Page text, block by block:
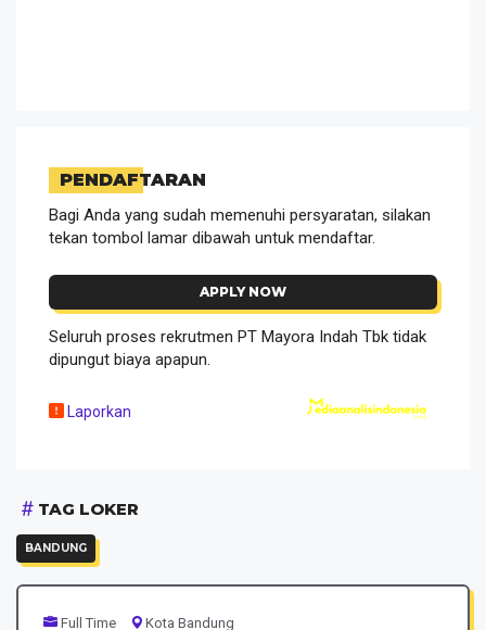
PENDAFTARAN
Bagi Anda yang sudah memenuhi persyaratan, silakan
tekan tombol lamar dibawah untuk mendaftar.
APPLY NOW
Seluruh proses rekrutmen PT Mayora Indah Tbk tidak
dipungut biaya apapun.
Laporkan
TAG LOKER
BANDUNG
Full Time Kota Bandung